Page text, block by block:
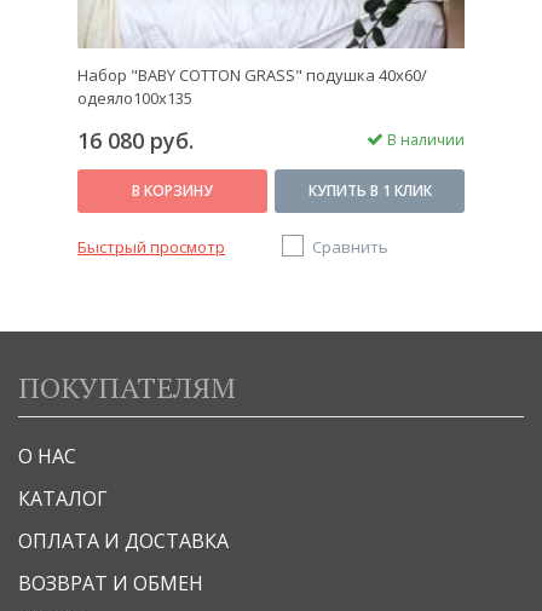
Набор "BABY COTTON GRASS" подушка 40х60/
одеяло100х135
16 080 руб. В наличии
В КОРЗИНУ КУПИТЬ В 1 КЛИК
Быстрый просмотр Сравнить
ПОКУПАТЕЛЯМ
О НАС
КАТАЛОГ
ОПЛАТА И ДОСТАВКА
ВОЗВРАТ И ОБМЕН